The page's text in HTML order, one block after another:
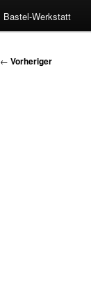
Bastel-Werkstatt
Beitragsnavigation
← Vorheriger